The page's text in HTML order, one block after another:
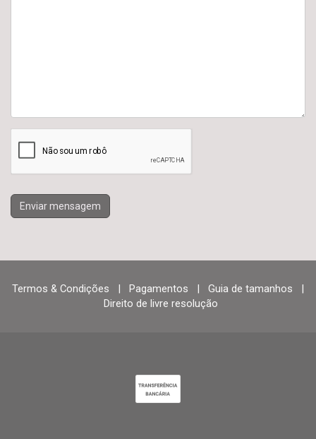
Enviar mensagem
Termos & Condições Pagamentos Guia de tamanhos
Direito de livre resolução